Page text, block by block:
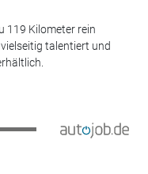
119 Kilometer rein
talentiert und